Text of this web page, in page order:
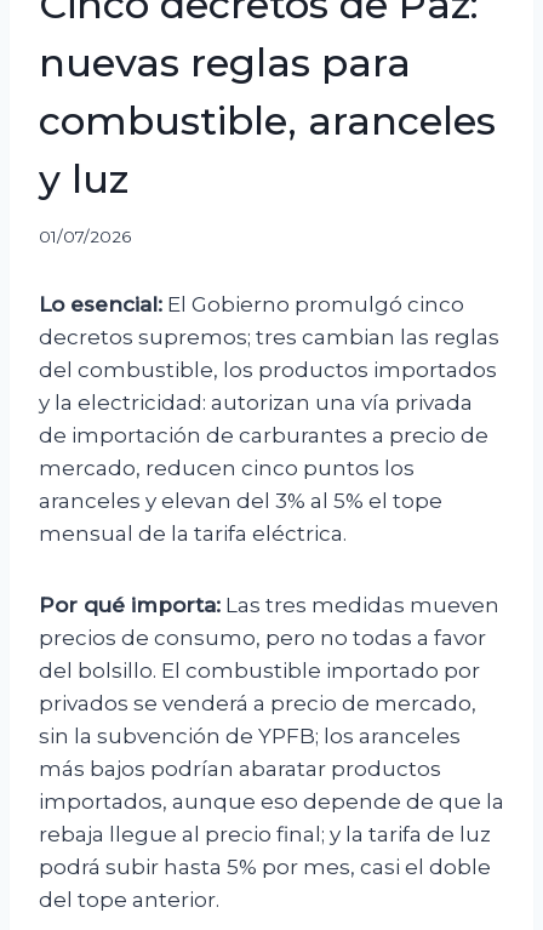
nuevas reglas para
combustible, aranceles
y luz
01/07/2026
Lo esencial: El Gobierno promulgó cinco
decretos supremos; tres cambian las reglas
del combustible, los productos importados
y la electricidad: autorizan una vía privada
de importación de carburantes a precio de
mercado, reducen cinco puntos los
aranceles y elevan del 3% al 5% el tope
mensual de la tarifa eléctrica.
Por qué importa: Las tres medidas mueven
precios de consumo, pero no todas a favor
del bolsillo. El combustible importado por
privados se venderá a precio de mercado,
sin la subvención de YPFB; los aranceles
más bajos podrían abaratar productos
importados, aunque eso depende de que la
rebaja llegue al precio final; y la tarifa de luz
podrá subir hasta 5% por mes, casi el doble
del tope anterior.